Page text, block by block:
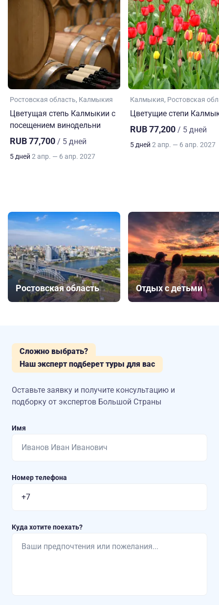
Ростовская область Калмыкия
Цветущая степь Калмыкии с
посещением винодельни
RUB 77,700 / 5 дней
5 дней 2 апр. — 6 апр. 2027
Калмыкия Ростовская
Цветущие степи
RUB 77,200 / 5 дней
5 дней 2 апр. — 6 апр. 2027
Ростовская область Отдых с детьми
Сложно выбрать?
Наш эксперт подберет туры для вас
Оставьте заявку и получите консультацию и
подборку от экспертов Большой Страны
Имя
Номер телефона
Куда хотите поехать?